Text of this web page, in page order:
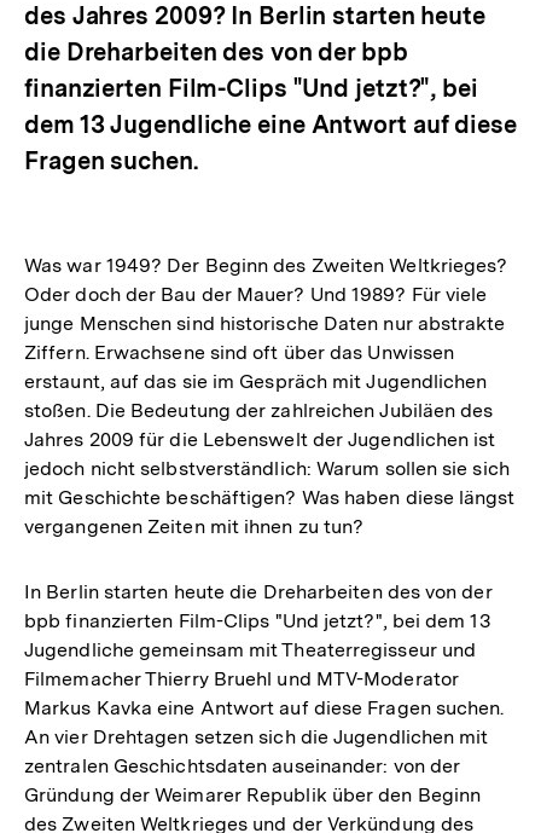
des Jahres 2009? In Berlin starten heute
die Dreharbeiten des von der bpb
finanzierten Film-Clips "Und jetzt?", bei
dem 13 Jugendliche eine Antwort auf diese
Fragen suchen.
Was war 1949? Der Beginn des Zweiten Weltkrieges?
Oder doch der Bau der Mauer? Und 1989? Für viele
junge Menschen sind historische Daten nur abstrakte
Ziffern. Erwachsene sind oft über das Unwissen
erstaunt, auf das sie im Gespräch mit Jugendlichen
stoßen. Die Bedeutung der zahlreichen Jubiläen des
Jahres 2009 für die Lebenswelt der Jugendlichen ist
jedoch nicht selbstverständlich: Warum sollen sie sich
mit Geschichte beschäftigen? Was haben diese längst
vergangenen Zeiten mit ihnen zu tun?
In Berlin starten heute die Dreharbeiten des von der
bpb finanzierten Film-Clips "Und jetzt?", bei dem 13
Jugendliche gemeinsam mit Theaterregisseur und
Filmemacher Thierry Bruehl und MTV-Moderator
Markus Kavka eine Antwort auf diese Fragen suchen.
An vier Drehtagen setzen sich die Jugendlichen mit
zentralen Geschichtsdaten auseinander: von der
Gründung der Weimarer Republik über den Beginn
des Zweiten Weltkrieges und der Verkündung des